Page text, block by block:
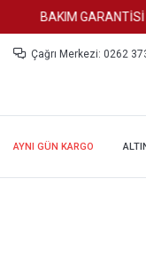
BAKIM GARANTİSİ
Çağrı Merkezi: 0262
AYNI GÜN KARGO